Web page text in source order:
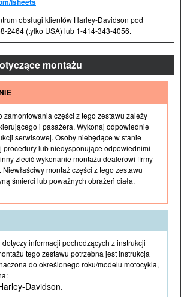
obsługi klientów Harley-Davidson pod
2464 (tylko USA) lub 1-414-343-4056.
montażu
zamontowania części z tego zestawu zależy
i pasażera. Wykonaj odpowiednie
serwisowej. Osoby niebędące w stanie
procedury lub niedysponujące odpowiednimi
zlecić wykonanie montażu dealerowi firmy
montaż części z tego zestawu
śmierci lub poważnych obrażeń ciała.
dotyczy informacji pochodzących z instrukcji
tego zestawu potrzebna jest instrukcja
do określonego roku/modelu motocykla,
Davidson.